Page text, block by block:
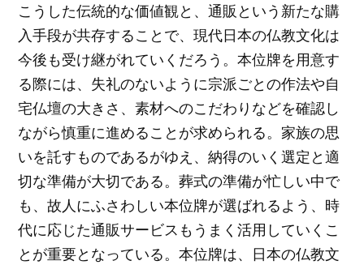
こうした伝統的な価値観と、通販という新たな購
入手段が共存することで、現代日本の仏教文化は
今後も受け継がれていくだろう。本位牌を用意す
る際には、失礼のないように宗派ごとの作法や自
宅仏壇の大きさ、素材へのこだわりなどを確認し
ながら慎重に進めることが求められる。家族の思
いを託すものであるがゆえ、納得のいく選定と適
切な準備が大切である。葬式の準備が忙しい中で
も、故人にふさわしい本位牌が選ばれるよう、時
代に応じた通販サービスもうまく活用していくこ
とが重要となっている。本位牌は、日本の仏教文